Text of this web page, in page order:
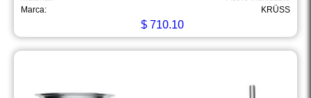
Marca:
KRÜSS
$ 710.10